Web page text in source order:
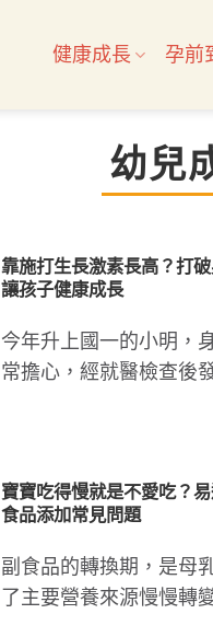
健康成長 孕前
幼兒
靠施打生長激素長高？打
讓孩子健康成長
今年升上國一的小明，
常擔心，經就醫檢查後
寶寶吃得慢就是不愛吃？
食品添加常見問題
副食品的轉換期，是母
了主要營養來源慢慢轉